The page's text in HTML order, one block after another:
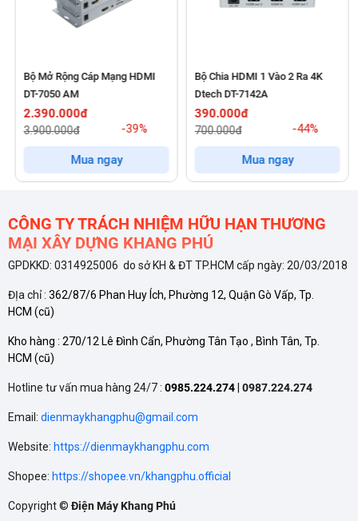
Thiết Kế Tinh Giản, Độ Bền Vững Chắc
tính thẩm mỹ và độ bền vững, đảm bảo tivi được gắn chắc
chắn, phẳng sát vào tường.
Chất Liệu Cao Cấp – Bền Bỉ Tuyệt Đối
đảm bảo khả năng chịu tải vượt trội và độ bền bỉ lâu dài. Lớp
sơn tĩnh điện (thường là màu
chắc chắn này là yếu tố then chốt giúp người dùng an tâm
tuyệt đối khi treo các dòng tivi lớn.
Bộ Mở Rộng Cáp Mạng HDMI
DT-7050 AM
2.390.000đ
3.900.000đ -39%
Mua ngay
Bộ Chia HDMI 1 Vào 2 Ra 4K
Dtech DT-7142A
390.000đ
700.000đ -44%
Mua ngay
CÔNG TY TRÁCH NHIỆM HỮU HẠN THƯƠNG
MẠI XÂY DỰNG KHANG PHÚ
GPDKKD: 0314925006 do sở KH & ĐT TP.HCM cấp ngày: 20/03/2018
ĐỊa chỉ : 362/87/6 Phan Huy Ích, Phường 12, Quận Gò Vấp, Tp.
HCM (cũ)
Kho hàng : 270/12 Lê Đình Cẩn, Phường Tân Tạo , Bình Tân, Tp.
HCM (cũ)
Hotline tư vấn mua hàng 24/7 : 0985.224.274 0987.224.274
Email: dienmaykhangphu@gmail.com
Website: https://dienmaykhangphu.com
Shopee: https://shopee.vn/khangphu.official
Copyright ©Điện Máy Khang Phú